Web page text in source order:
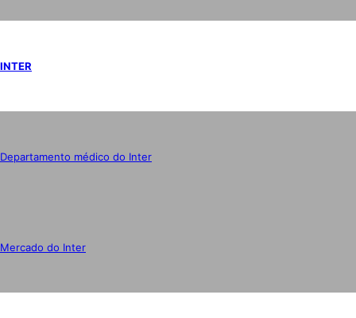
INTER
Departamento médico do Inter
Mercado do Inter